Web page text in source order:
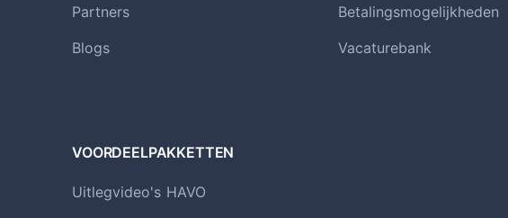
Partners
Blogs
Betalingsmogelijkheden
Vacaturebank
VOORDEELPAKKETTEN
Uitlegvideo's HAVO